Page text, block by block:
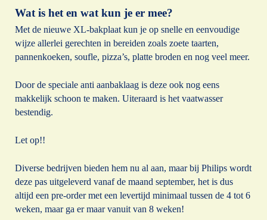
Wat is het en wat kun je er mee?
Met de nieuwe XL-bakplaat kun je op snelle en eenvoudige
wijze allerlei gerechten in bereiden zoals zoete taarten,
pannenkoeken, soufle, pizza’s, platte broden en nog veel meer.
Door de speciale anti aanbaklaag is deze ook nog eens
makkelijk schoon te maken. Uiteraard is het vaatwasser
bestendig.
Let op!!
Diverse bedrijven bieden hem nu al aan, maar bij Philips wordt
deze pas uitgeleverd vanaf de maand september, het is dus
altijd een pre-order met een levertijd minimaal tussen de 4 tot 6
weken, maar ga er maar vanuit van 8 weken!